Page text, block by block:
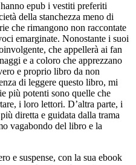
epub i vestiti preferiti
della stanchezza meno di
che rimangono non raccontate
emarginate. Nonostante i suoi
che appellerà ai fan
e a coloro che apprezzano
e proprio libro da non
di leggere questo libro, mi
più potenti sono quelle che
i loro lettori. D’altra parte, i
diretta e guidata dalla trama
vagabondo del libro e la
e suspense, con la sua ebook